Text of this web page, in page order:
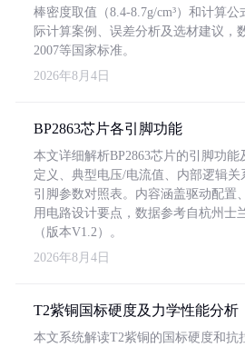
棒密度取值（8.4-8.7g/cm³）和计算
际计算案例、误差分析及选材建议，
2007等国家标准。
2026年8月4日
BP2863芯片各引脚功能
本文详细解析BP2863芯片的引脚功
定义、典型电压/电流值、内部逻辑
引脚参数对照表。内容涵盖驱动配置
用电路设计要点，数据参考自杭州士
（版本V1.2）。
2026年8月4日
T2紫铜国标硬度及力学性能分析
本文系统解读T2紫铜的国标硬度和抗